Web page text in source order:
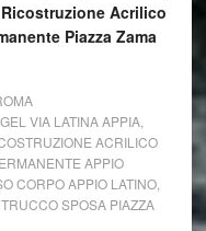
Acrilico
Piazza Zama
VIA LATINA APPIA,
ACRILICO
APPIO
CORPO APPIO LATINO,
TRUCCO SPOSA PIAZZA